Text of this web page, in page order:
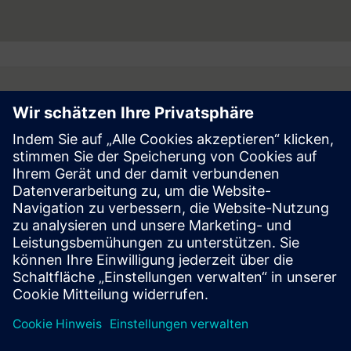
Follow
Press | Company | Siemens
© Siemens 1996 – 2026
Corporate Information
Privacy Notice
Cookie Notice